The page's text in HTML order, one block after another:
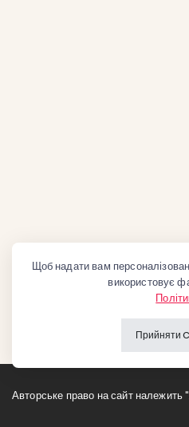
Авторське право на сайт
Щоб надати вам
використовує
Прийняти